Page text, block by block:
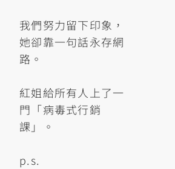
我們努力留下印象，
她卻靠一句話永存網
路。
紅姐給所有人上了一
門「病毒式行銷
課」。
p.s.